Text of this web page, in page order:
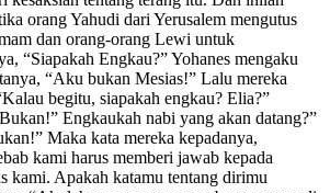
orang Yahudi dari Yerusalem mengutus
dan orang-orang Lewi untuk
“Siapakah Engkau?” Yohanes mengaku
“Aku bukan Mesias!” Lalu mereka
begitu, siapakah engkau? Elia?”
Engkaukah nabi yang akan datang?”
Maka kata mereka kepadanya,
kami harus memberi jawab kepada
kami. Apakah katamu tentang dirimu